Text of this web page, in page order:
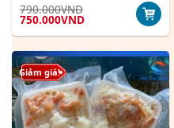
790.000VND
Giá
gốc
là:
790.000VND.
750.000VNDGiá
tại
là:
750.000VND.
Giảm giá!